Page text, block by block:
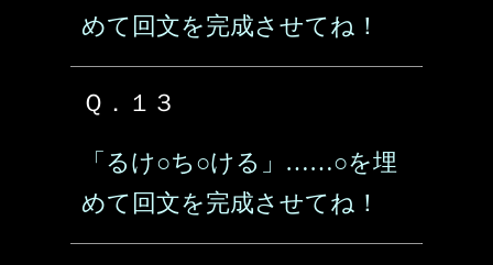
めて回文を完成させてね！
Ｑ．１３
「るけ○ち○ける」……○を埋
めて回文を完成させてね！